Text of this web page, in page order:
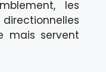
les
mais servent